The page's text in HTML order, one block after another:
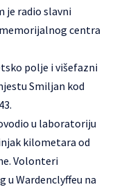
je radio slavni
centra
polje i višefazni
Smiljan kod
u laboratoriju
kilometara od
Volonteri
u Wardenclyffeu na